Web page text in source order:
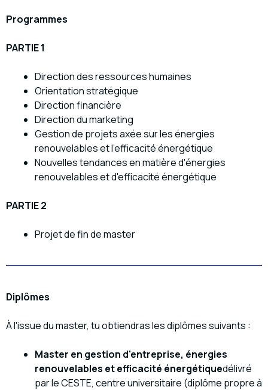
Programmes
PARTIE 1
Direction des ressources humaines
Orientation stratégique
Direction financière
Direction du marketing
Gestion de projets axée sur les énergies
renouvelables et l'efficacité énergétique
Nouvelles tendances en matière d'énergies
renouvelables et d'efficacité énergétique
PARTIE 2
Projet de fin de master
Diplômes
À l'issue du master, tu obtiendras les diplômes suivants :
Master en gestion d'entreprise, énergies
renouvelables et efficacité énergétiquedélivré
par le CESTE, centre universitaire (diplôme propre à